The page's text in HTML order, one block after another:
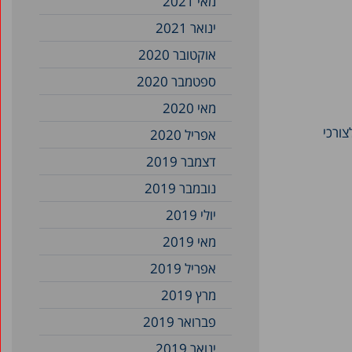
ינואר 2021
אוקטובר 2020
ספטמבר 2020
מאי 2020
אפריל 2020
דצמבר 2019
נובמבר 2019
יולי 2019
מאי 2019
אפריל 2019
מרץ 2019
פברואר 2019
ינואר 2019